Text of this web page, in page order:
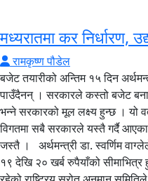
मध्यरातमा कर निर्धारण,
रामकृष्ण पौडेल
बजेट तयारीको अन्तिम १५ दिन
पाउँदैनन् । सरकारले कस्तो बजेट
भन्ने सरकारको मूल लक्ष्य हुन्छ । यो
विगतमा सबै सरकारले यस्तै गर्दै आएका
जस्तै । अर्थमन्त्री डा. स्वर्णिम
१९ देखि २० खर्ब रुपैयाँको सीमाभित्र